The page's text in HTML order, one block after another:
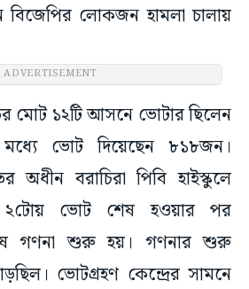
বিজেপির লোকজন হামলা চালায়
ADVERTISEMENT
মোট ১২টি আসনে ভোটার ছিলেন
ভোট দিয়েছেন ৮১৮জন।
অধীন বরাচিরা পিবি হাইস্কুলে
ভোট শেষ হওয়ার পর
গণনা শুরু হয়। গণনার শুরু
ভোটগ্রহণ কেন্দ্রের সামনে